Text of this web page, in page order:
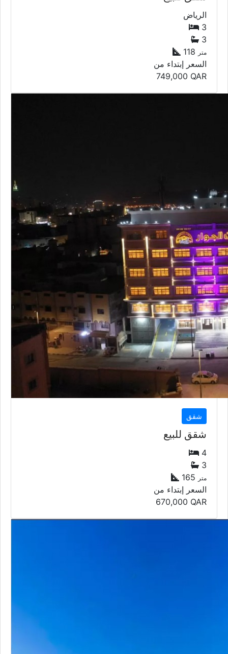
الرياض
3
3
118
متر
السعر إبتداء من
749,000 QAR
شقق
شقق للبيع
4
3
165
متر
السعر إبتداء من
670,000 QAR